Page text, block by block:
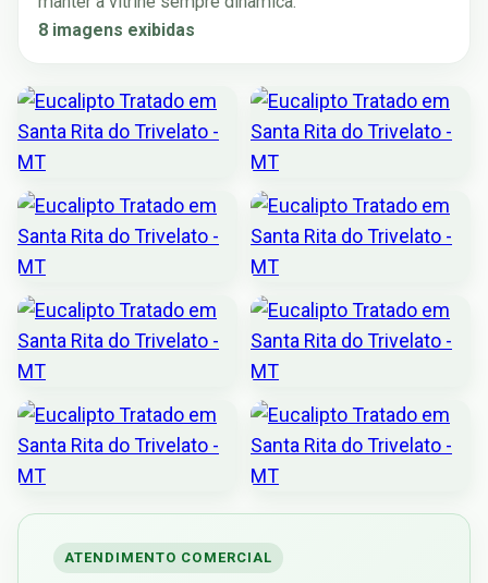
8 imagens exibidas
ATENDIMENTO COMERCIAL